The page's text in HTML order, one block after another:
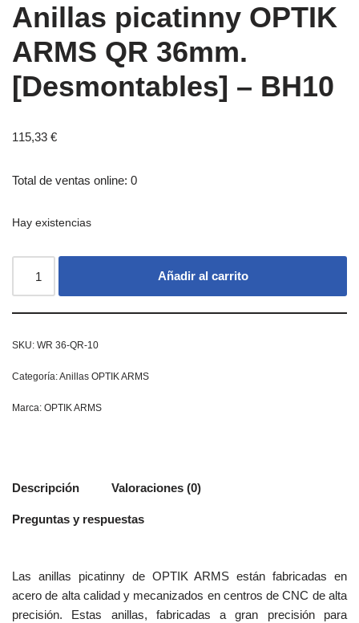
Anillas picatinny OPTIK
ARMS QR 36mm.
[Desmontables] – BH10
115,33 €
Total de ventas online: 0
Hay existencias
Añadir al carrito
SKU: WR 36-QR-10
Categoría:Anillas OPTIK ARMS
Marca: OPTIK ARMS
Descripción Valoraciones (0)
Preguntas y respuestas
Las anillas picatinny de OPTIK ARMS están fabricadas en
acero de alta calidad y mecanizados en centros de CNC de alta
precisión. Estas anillas, fabricadas a gran precisión para